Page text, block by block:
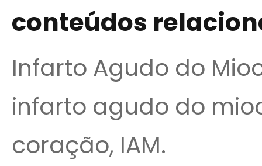
conteúdos
Infarto Agudo do
infarto agudo do
coração, IAM.